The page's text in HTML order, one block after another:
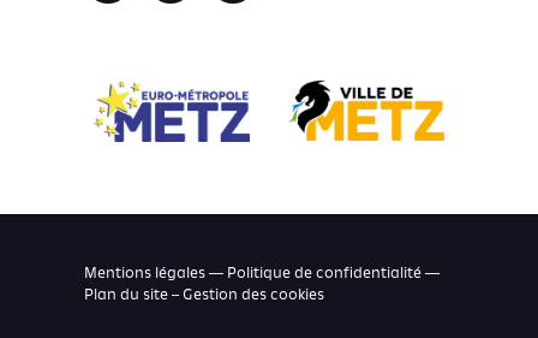
Mentions légales — Politique de confidentialité —
Plan du site – Gestion des cookies